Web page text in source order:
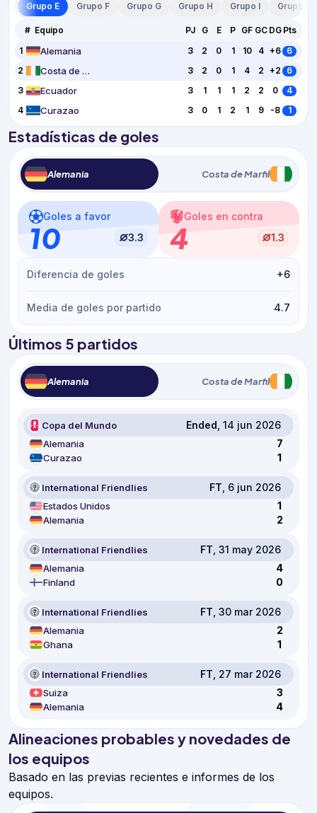
Grupo E Grupo F Grupo G Grupo H Grupo I Grupo J
# Equipo PJ G E P GF GC DG Pts
1
Alemania 3 2 0 1 10 4 +6 6
2
Costa de Marfil 3 2 0 1 4 2 +2
6
3
Ecuador 3 1 1 1 2 2 0
4
4
Curazao 3 0 1 2 1 9 -8 1
Estadísticas de goles
Alemania Costa de Marfil
Goles a favor
10 3.3
Goles en contra
4 1.3
Diferencia de goles +6
Media de goles por partido 4.7
Últimos 5 partidos
Alemania Costa de Marfil
Copa del Mundo Ended , 14 jun 2026
Alemania 7
Curazao 1
International Friendlies FT , 6 jun 2026
Estados Unidos 1
Alemania 2
International Friendlies FT , 31 may 2026
Alemania 4
Finland 0
International Friendlies FT , 30 mar 2026
Alemania 2
Ghana 1
International Friendlies FT , 27 mar 2026
Suiza 3
Alemania 4
Alineaciones probables y novedades de
los equipos
Basado en las previas recientes e informes de los
equipos.